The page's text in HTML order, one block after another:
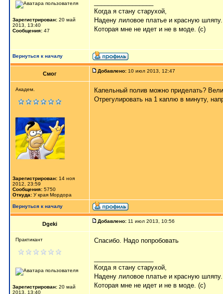
Зарегистрирован: 20 май
2013, 13:40
Сообщения: 47
Когда я стану старухой,
Надену лиловое платье и красную
Которая мне не идет и не в моде. (с)
Вернуться к началу
Смог Добавлено: 10 июл 2013, 12:47
Академ.
Зарегистрирован: 14 ноя
2012, 23:59
Сообщения: 5750
Откуда: У края Мордора
Капельный полив можно приделать?
Отрегулировать на 1 каплю в минуту,
Вернуться к началу
Dgeki Добавлено: 11 июл 2013, 10:56
Практикант
Зарегистрирован: 20 май
2013, 13:40
Спасибо. Надо попробовать
Когда я стану старухой,
Надену лиловое платье и красную
Которая мне не идет и не в моде. (с)